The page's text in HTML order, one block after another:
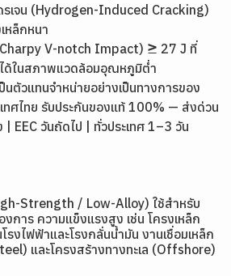
รเจน (Hydrogen-Induced Cracking)
หล็กหนา
V-notch Impact) ≥ 27 J ที่
ด้ในสภาพแวดล้อมอุณหภูมิต่ำ
นตัวแทนจำหน่ายอย่างเป็นทางการของ
เทศไทย รับประกันของแท้ 100% — ส่งด่วน
| EEC วันถัดไป | ทั่วประเทศ 1–3 วัน
Strength / Low-Alloy) ใช้สำหรับ
การ ความแข็งแรงสูง เช่น โครงเหล็ก
งไฟฟ้าและโรงกลั่นน้ำมัน งานเชื่อมเหล็ก
และโครงสร้างทางทะเล (Offshore)